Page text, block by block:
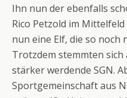
Ihn nun der ebenfalls
Rico Petzold im
nun eine Elf, die so noch
Trotzdem stemmten
stärker werdende SGN.
Sportgemeinschaft aus